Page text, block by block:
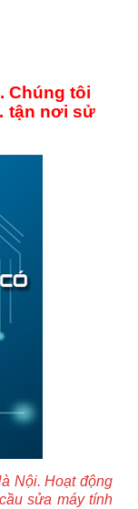
Chúng tôi
tận nơi sử
Nội. Hoạt động
sửa máy tính